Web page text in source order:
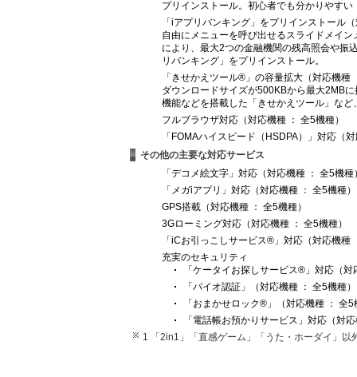
プリインストール。初心者でも分かりやす
「iアプリバンキング」をプリインストール
自由にメニューを呼び出せるスライドメイ
により、最大2つの金融機関の残高照会や振
リバンキング」をプリインストール。
「きせかえツール®」の容量拡大（対応機
ダウンロードサイズが500KBから最大2MB
機能などを搭載した「きせかえツール」な
フルブラウザ対応（対応機種 ： 全5機種）
「FOMAハイスピード（HSDPA）」対応（
その他の主要な対応サービス
「デコメ絵文字」対応（対応機種 ： 全5機種
「メガiアプリ」対応（対応機種 ： 全5機種）
GPS搭載（対応機種 ： 全5機種）
3Gローミング対応（対応機種 ： 全5機種）
「iCお引っこしサービス®」対応（対応機種
充実のセキュリティ
「ケータイお探しサービス®」対応（
「バイオ認証」（対応機種 ： 全5機種）
「おまかせロック®」（対応機種 ： 全5
「電話帳お預かりサービス」対応（対
1 「2in1」「直感ゲーム」「うた・ホーダイ」以